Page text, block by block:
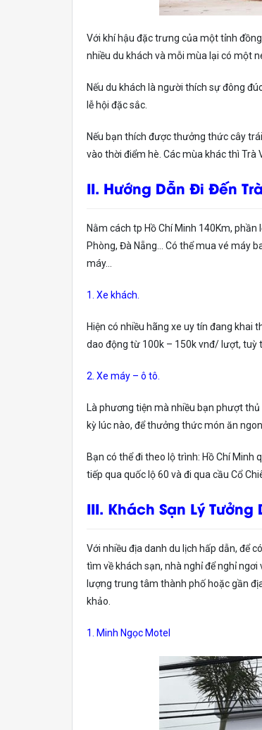
Với khí hậu đặc trưng của một tỉnh
nhiều du khách và mỗi mùa lại có một
Nếu du khách là người thích sự đông
lễ hội đặc sắc.
Nếu bạn thích được thưởng thức cây
vào thời điểm hè. Các mùa khác thì Trà
II. Hướng Dẫn Đi Đến
Nằm cách tp Hồ Chí Minh 140Km,
Phòng, Đà Nẵng… Có thể mua vé máy
máy…
1. Xe khách.
Hiện có nhiều hãng xe uy tín đang khai
dao động từ 100k – 150k vnđ/ lượt, tuỳ
2. Xe máy – ô tô.
Là phương tiện mà nhiều bạn phượt
kỳ lúc nào, để thưởng thức món ăn
Bạn có thể đi theo lộ trình: Hồ Chí Minh
tiếp qua quốc lộ 60 và đi qua cầu Cổ
III. Khách Sạn Lý
Với nhiều địa danh du lịch hấp dẫn, để
tìm về khách sạn, nhà nghỉ để nghỉ
lượng trung tâm thành phố hoặc gần
khảo.
1. Minh Ngọc Motel